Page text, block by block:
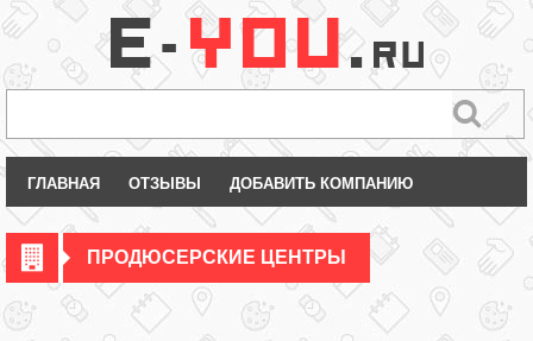
ГЛАВНАЯ ОТЗЫВЫ ДОБАВИТЬ КОМПАНИЮ
ПРОДЮСЕРСКИЕ ЦЕНТРЫ